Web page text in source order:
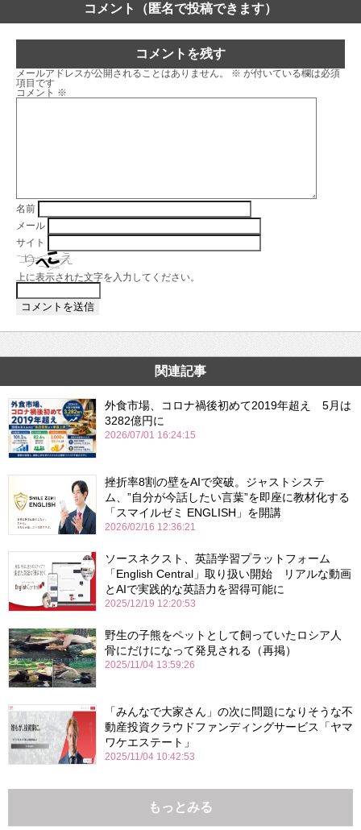
コメント（匿名で投稿できます）
コメントを残す
メールアドレスが公開されることはありません。 ※ が付いている欄は必須
項目です
コメント ※
名前
メール
サイト
上に表示された文字を入力してください。
関連記事
外食市場、コロナ禍後初めて2019年超え 5月は
3282億円に
2026/07/01 16:24:15
挫折率8割の壁をAIで突破。ジャストシステ
ム、”自分が今話したい言葉”を即座に教材化する
「スマイルゼミ ENGLISH」を開講
2026/02/16 12:36:21
ソースネクスト、英語学習プラットフォーム
「English Central」取り扱い開始 リアルな動画
とAIで実践的な英語力を習得可能に
2025/12/19 12:20:53
野生の子熊をペットとして飼っていたロシア人
骨にだけになって発見される（再掲）
2025/11/04 13:59:26
「みんなで大家さん」の次に問題になりそうな不
動産投資クラウドファンディングサービス「ヤマ
ワケエステート」
2025/11/04 10:42:53
もっとみる